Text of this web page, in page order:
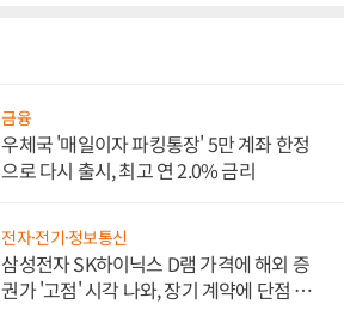
금융
우체국 '매일이자 파킹통장' 5만 계좌 한정
으로 다시 출시, 최고 연 2.0% 금리
전자·전기·정보통신
삼성전자 SK하이닉스 D램 가격에 해외 증
권가 '고점' 시각 나와, 장기 계약에 단점 부